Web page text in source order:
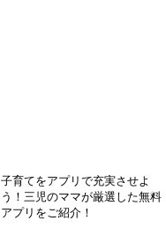
子育てをアプリで充実させよ
う！三児のママが厳選した無料
アプリをご紹介！